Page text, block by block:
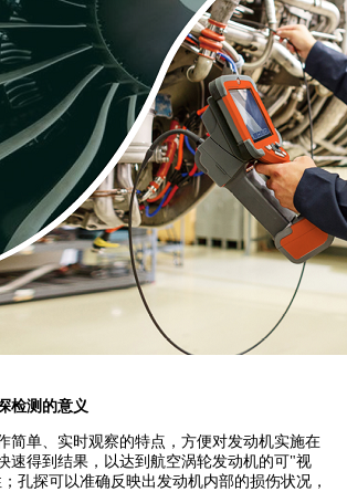
检测的意义
简单、实时观察的特点，方便对发动机实施在
速得到结果，以达到航空涡轮发动机的可"视
孔探可以准确反映出发动机内部的损伤状况，